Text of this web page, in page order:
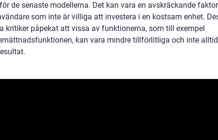
de senaste modellerna. Det kan vara en avskräckande
som inte är villiga att investera i en kostsam enhet.
kritiker påpekat att vissa av funktionerna, som till exempel
kan vara mindre tillförlitliga och inte